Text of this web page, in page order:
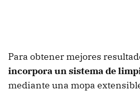
Para obtener mejores
incorpora un sistema de
mediante una mopa